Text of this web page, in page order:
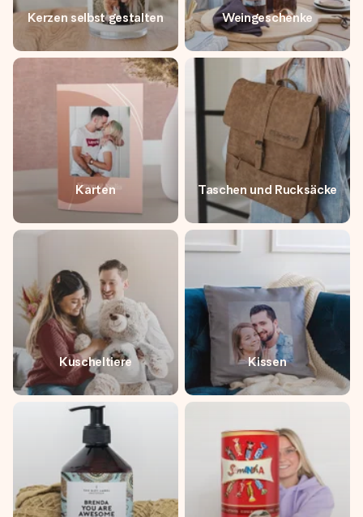
Kerzen selbst gestalten Weingeschenke
Karten Taschen und Rucksäcke
Kuscheltiere Kissen